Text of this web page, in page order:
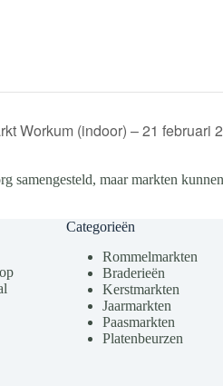
Workum (indoor) – 21 februari
samengesteld, maar markten
Categorieën
Rommelmarkten
Braderieën
Kerstmarkten
Jaarmarkten
Paasmarkten
Platenbeurzen